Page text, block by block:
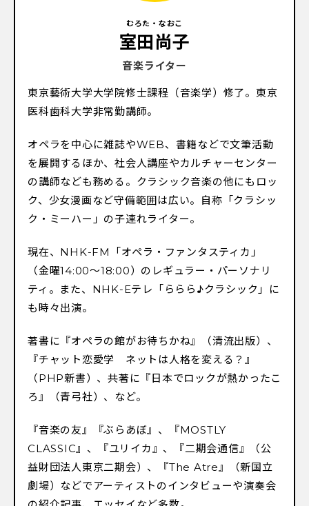
むろた・なおこ
室田尚子
音楽ライター
東京藝術大学大学院修士課程（音楽学）修了。東京
医科歯科大学非常勤講師。
オペラを中心に雑誌やWEB、書籍などで文筆活動
を展開するほか、社会人講座やカルチャーセンター
の講師なども務める。クラシック音楽の他にもロッ
ク、少女漫画など守備範囲は広い。自称「クラシッ
ク・ミーハー」の子連れライター。
現在、NHK-FM「オペラ・ファンタスティカ」
（金曜14:00〜18:00）のレギュラー・パーソナリ
ティ。また、NHK-Eテレ「ららら♪クラシック」に
も時々出演。
著書に『オペラの館がお待ちかね』（清流出版）、
『チャット恋愛学 ネットは人格を変える？』
（PHP新書）、共著に『日本でロックが熱かったこ
ろ』（青弓社）、など。
『音楽の友』『ぶらあぼ』、『MOSTLY
CLASSIC』、『ユリイカ』、『二期会通信』（公
益財団法人東京二期会）、『The Atre』（新国立
劇場）などでアーティストのインタビューや演奏会